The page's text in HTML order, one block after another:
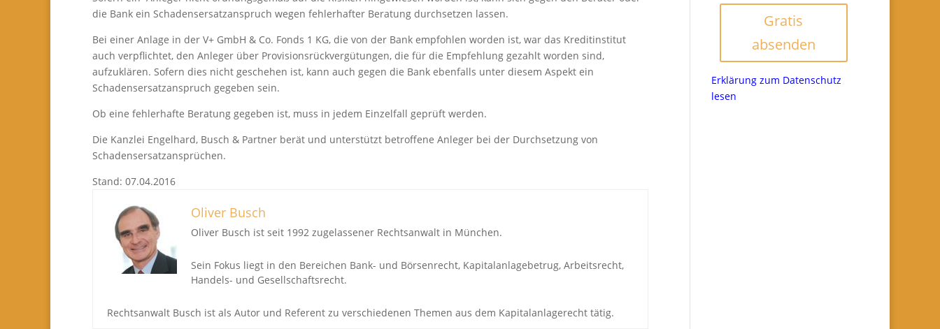
die Bank ein Schadensersatzanspruch wegen fehlerhafter Beratung durchsetzen lassen.
Bei einer Anlage in der V+ GmbH & Co. Fonds 1 KG, die von der Bank empfohlen worden ist, war das Kreditinstitut
auch verpflichtet, den Anleger über Provisionsrückvergütungen, die für die Empfehlung gezahlt worden sind,
aufzuklären. Sofern dies nicht geschehen ist, kann auch gegen die Bank ebenfalls unter diesem Aspekt ein
Schadensersatzanspruch gegeben sein.
Ob eine fehlerhafte Beratung gegeben ist, muss in jedem Einzelfall geprüft werden.
Die Kanzlei Engelhard, Busch & Partner berät und unterstützt betroffene Anleger bei der Durchsetzung von
Schadensersatzansprüchen.
Stand: 07.04.2016
Oliver Busch
Oliver Busch ist seit 1992 zugelassener Rechtsanwalt in München.
Sein Fokus liegt in den Bereichen Bank- und Börsenrecht, Kapitalanlagebetrug, Arbeitsrecht,
Handels- und Gesellschaftsrecht.
Rechtsanwalt Busch ist als Autor und Referent zu verschiedenen Themen aus dem Kapitalanlagerecht tätig.
Gratis
absenden
Erklärung zum Datenschutz
lesen